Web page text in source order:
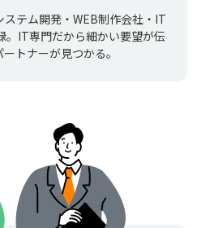
テム開発・WEB制作会社・IT
。IT専門だから細かい要望が伝
トナーが見つかる。